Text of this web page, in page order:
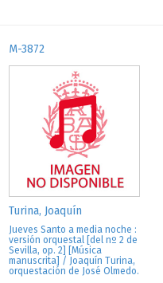
M-3872
Turina, Joaquín
Jueves Santo a media noche :
versión orquestal [del nº 2 de
Sevilla, op. 2] [Música
manuscrita] / Joaquín Turina,
orquestación de José Olmedo.